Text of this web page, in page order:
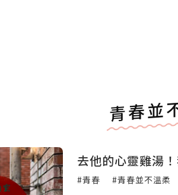
青春並
去他的心靈雞湯
#青春 #青春並不溫柔